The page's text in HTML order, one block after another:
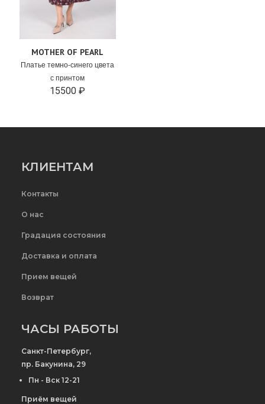
MOTHER OF PEARL
Платье темно-синего цвета
с принтом
15500 ₽
КЛИЕНТАМ
Контакты
О нас
Градация состояния
Доставка и оплата
Прием вещей
Возврат
ЧАСЫ РАБОТЫ
Санкт-Петербург,
пр. Бакунина, 29
Пн - Вск 12-21
Приём вещей